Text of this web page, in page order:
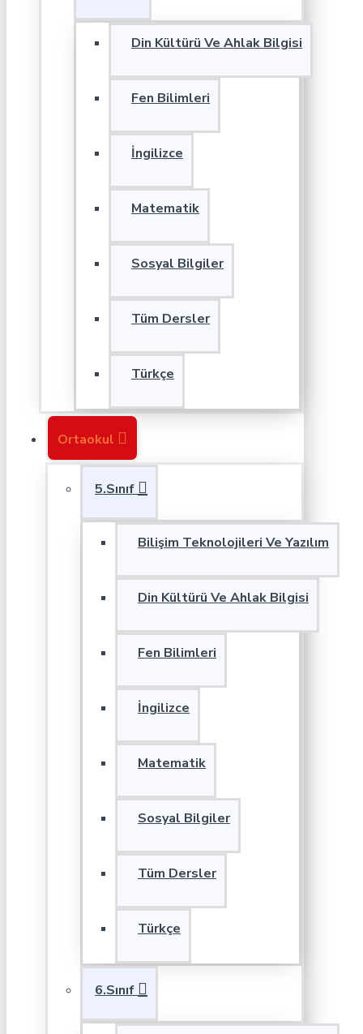
Din Kültürü Ve Ahlak Bilgisi
Fen Bilimleri
İngilizce
Matematik
Sosyal Bilgiler
Tüm Dersler
Türkçe
Ortaokul
5.Sınıf
Bilişim Teknolojileri Ve Yazılım
Din Kültürü Ve Ahlak Bilgisi
Fen Bilimleri
İngilizce
Matematik
Sosyal Bilgiler
Tüm Dersler
Türkçe
6.Sınıf